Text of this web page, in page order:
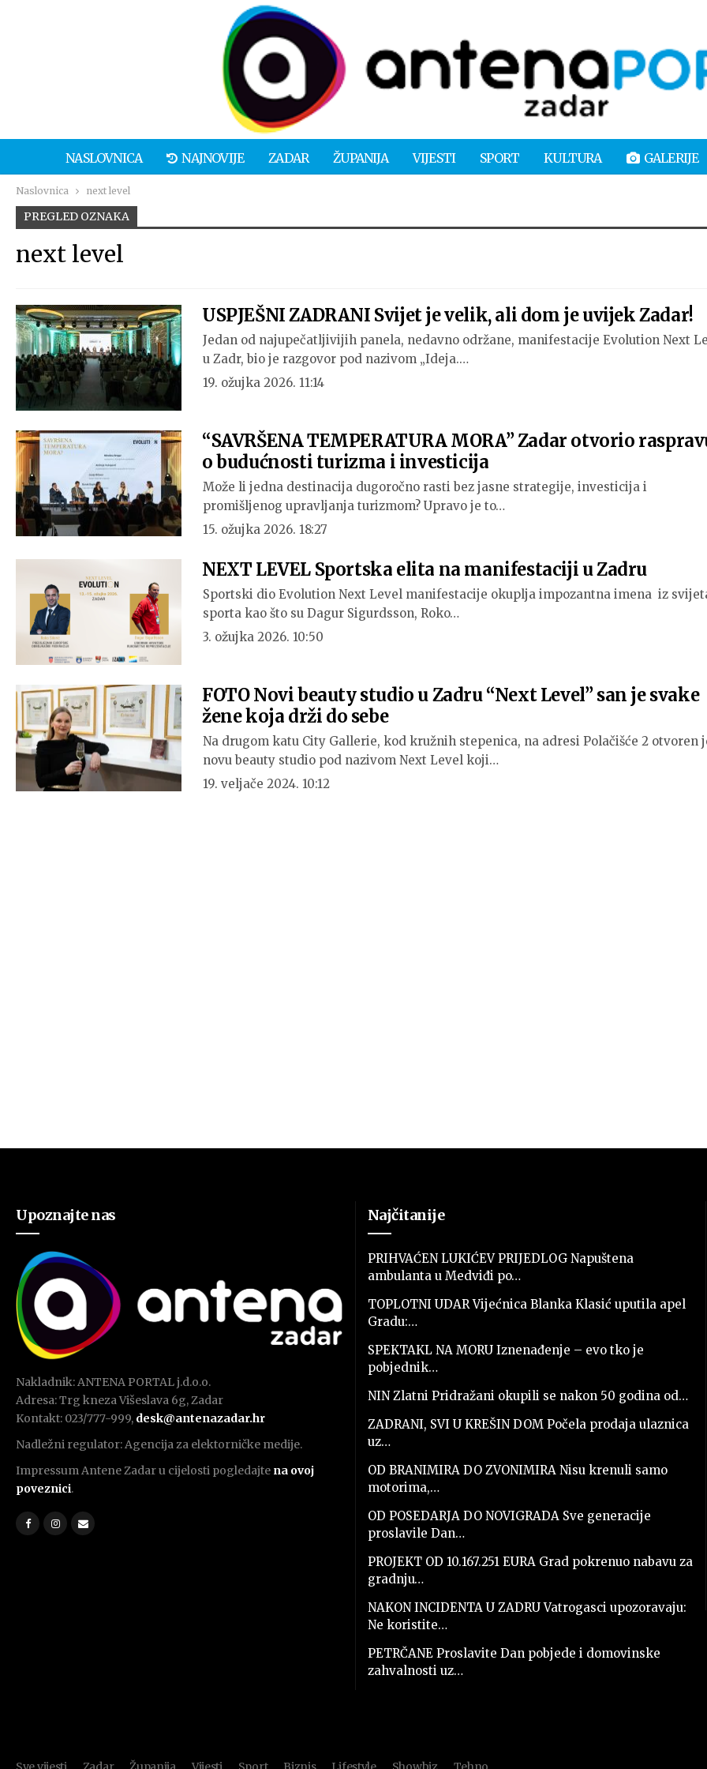
NASLOVNICA NAJNOVIJE ZADAR ŽUPANIJA VIJESTI SPORT KULTURA GALERIJE
Naslovnica next level
PREGLED OZNAKA
next level
USPJEŠNI ZADRANI Svijet je velik, ali dom je uvijek Zadar!
Jedan od najupečatljivijih panela, nedavno održane, manifestacije Evolution Next
u Zadr, bio je razgovor pod nazivom „Ideja.…
19. ožujka 2026. 11:14
“SAVRŠENA TEMPERATURA MORA” Zadar otvorio
o budućnosti turizma i investicija
Može li jedna destinacija dugoročno rasti bez jasne strategije, investicija i
promišljenog upravljanja turizmom? Upravo je to…
15. ožujka 2026. 18:27
NEXT LEVEL Sportska elita na manifestaciji u Zadru
Sportski dio Evolution Next Level manifestacije okuplja impozantna imena iz
sporta kao što su Dagur Sigurdsson, Roko…
3. ožujka 2026. 10:50
FOTO Novi beauty studio u Zadru “Next Level” san je svake
žene koja drži do sebe
Na drugom katu City Gallerie, kod kružnih stepenica, na adresi Polačišće 2 otvoren
novu beauty studio pod nazivom Next Level koji…
19. veljače 2024. 10:12
Upoznajte nas
Nakladnik: ANTENA PORTAL j.d.o.o.
Adresa: Trg kneza Višeslava 6g, Zadar
Kontakt: 023/777-999, desk@antenazadar.hr
Nadležni regulator: Agencija za elektorničke medije.
Impressum Antene Zadar u cijelosti pogledajte na ovoj
poveznici.
Najčitanije
PRIHVAĆEN LUKIĆEV PRIJEDLOG Napuštena
ambulanta u Medviđi po…
TOPLOTNI UDAR Vijećnica Blanka Klasić uputila apel
Gradu:…
SPEKTAKL NA MORU Iznenađenje – evo tko je
pobjednik…
NIN Zlatni Pridražani okupili se nakon 50 godina od…
ZADRANI, SVI U KREŠIN DOM Počela prodaja ulaznica
uz…
OD BRANIMIRA DO ZVONIMIRA Nisu krenuli samo
motorima,…
OD POSEDARJA DO NOVIGRADA Sve generacije
proslavile Dan…
PROJEKT OD 10.167.251 EURA Grad pokrenuo nabavu za
gradnju…
NAKON INCIDENTA U ZADRU Vatrogasci upozoravaju:
Ne koristite…
PETRČANE Proslavite Dan pobjede i domovinske
zahvalnosti uz…